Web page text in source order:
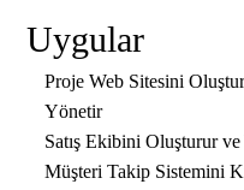
Uygular
Proje Web Sitesini
Yönetir
Satış Ekibini Oluşturur
Müşteri Takip Sistemini